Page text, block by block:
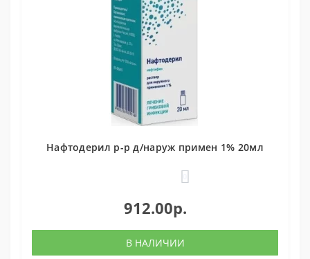
Нафтодерил р-р д/наруж примен 1% 20мл
912.00р.
В НАЛИЧИИ